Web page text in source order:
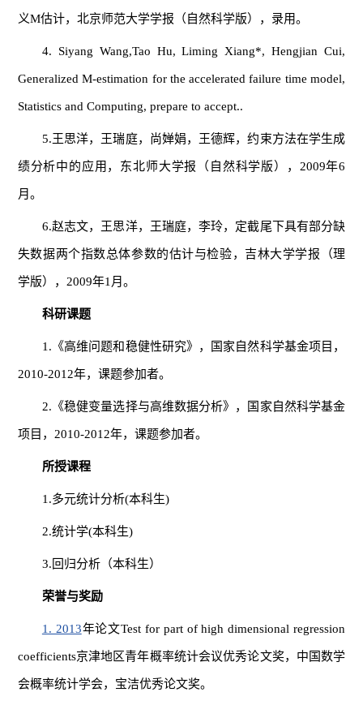
义M估计，北京师范大学学报（自然科学版），录用。
4. Siyang Wang,Tao Hu, Liming Xiang*, Hengjian Cui,
Generalized M-estimation for the accelerated failure time model,
Statistics and Computing, prepare to accept..
5.王思洋，王瑞庭，尚婵娟，王德辉，约束方法在学生成
绩分析中的应用，东北师大学报（自然科学版），2009年6
月。
6.赵志文，王思洋，王瑞庭，李玲，定截尾下具有部分缺
失数据两个指数总体参数的估计与检验，吉林大学学报（理
学版），2009年1月。
科研课题
1.《高维问题和稳健性研究》，国家自然科学基金项目，
2010-2012年，课题参加者。
2.《稳健变量选择与高维数据分析》，国家自然科学基金
项目，2010-2012年，课题参加者。
所授课程
1.多元统计分析(本科生)
2.统计学(本科生)
3.回归分析（本科生）
荣誉与奖励
1. 2013年论文Test for part of high dimensional regression
coefficients京津地区青年概率统计会议优秀论文奖，中国数学
会概率统计学会，宝洁优秀论文奖。